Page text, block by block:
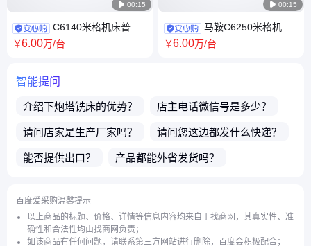
 00:15
C6140米格机床普通
车床生产厂家 重塑经典 适合多
￥6.00万/台
 00:15
马鞍C6250米格机床
普通车床批发 高强度铸铁 上门
￥6.00万/台
智能提问
介绍下炮塔铣床的优势？ 店主电话微信号是多少？
请问店家是生产厂家吗？ 请问您这边都发什么快递？
能否提供出口？ 产品都能外省发货吗？
百度爱采购温馨提示
以上商品的标题、价格、详情等信息内容均来自于找商网，其真实性、准
确性和合法性均由找商网负责；
如该商品有任何问题，请联系第三方网站进行删除，百度会积极配合；